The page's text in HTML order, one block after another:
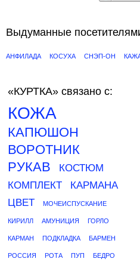
Выдуманные
АНФИЛАДА КОСУХА СНЭП-ОН
«КУРТКА» связано с:
КОЖА
КАПЮШОН
ВОРОТНИК
РУКАВ
КОСТЮМ
КОМПЛЕКТ
КАРМАНА
ЦВЕТ
МОЧЕИСПУСКАНИЕ
КИРИЛЛ АМУНИЦИЯ ГОРЛО
КАРМАН ПОДКЛАДКА БАРМЕН
РОССИЯ РОТА ПУП БЕДРО